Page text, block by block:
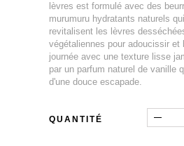
lèvres est formulé avec des
murumuru hydratants naturels
revitalisent les lèvres
végétaliennes pour adoucissir
journée avec une texture lisse
par un parfum naturel de vanille
d'une douce escapade.
QUANTITÉ